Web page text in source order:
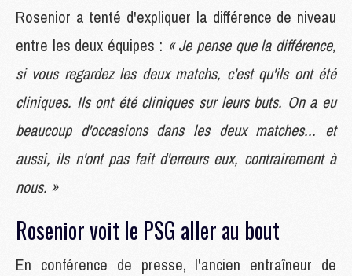
Rosenior a tenté d'expliquer la différence de niveau
entre les deux équipes : « Je pense que la différence,
si vous regardez les deux matchs, c'est qu'ils ont été
cliniques. Ils ont été cliniques sur leurs buts. On a eu
beaucoup d'occasions dans les deux matches... et
aussi, ils n'ont pas fait d'erreurs eux, contrairement à
nous. »
Rosenior voit le PSG aller au bout
En conférence de presse, l'ancien entraîneur de